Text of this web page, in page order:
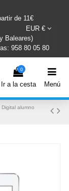
de 11€
EUR €
Baleares)
958 80 05 80
0
Ir a la cesta Menú
Digital alumno